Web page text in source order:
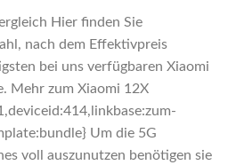
Hier finden Sie
nach dem Effektivpreis
bei uns verfügbaren Xiaomi
Mehr zum Xiaomi 12X
Um die 5G
voll auszunutzen benötigen sie